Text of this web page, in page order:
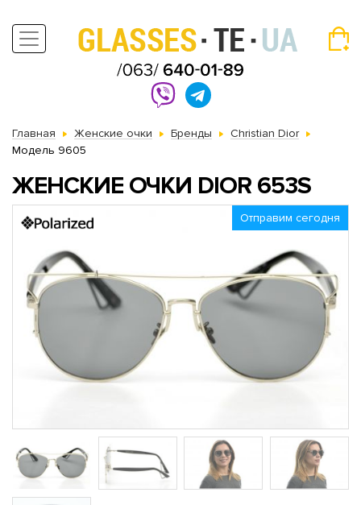
Главная Женские очки Бренды
Christian Dior
Модель 9605
ЖЕНСКИЕ ОЧКИ DIOR 653S
Отправим сегодня